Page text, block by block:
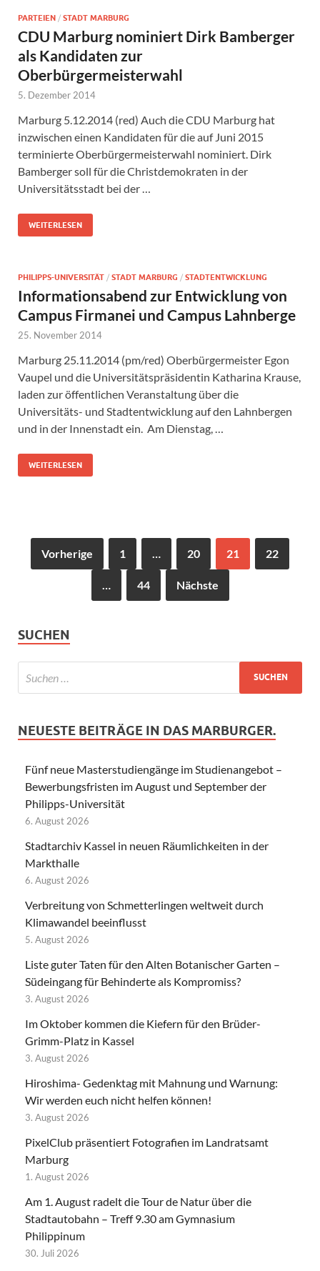
PARTEIEN / STADT MARBURG
CDU Marburg nominiert Dirk Bamberger
als Kandidaten zur
Oberbürgermeisterwahl
5. Dezember 2014
Marburg 5.12.2014 (red) Auch die CDU Marburg hat
inzwischen einen Kandidaten für die auf Juni 2015
terminierte Oberbürgermeisterwahl nominiert. Dirk
Bamberger soll für die Christdemokraten in der
Universitätsstadt bei der …
WEITERLESEN
PHILIPPS-UNIVERSITÄT / STADT MARBURG / STADTENTWICKLUNG
Informationsabend zur Entwicklung von
Campus Firmanei und Campus Lahnberge
25. November 2014
Marburg 25.11.2014 (pm/red) Oberbürgermeister Egon
Vaupel und die Universitätspräsidentin Katharina Krause,
laden zur öffentlichen Veranstaltung über die
Universitäts- und Stadtentwicklung auf den Lahnbergen
und in der Innenstadt ein. Am Dienstag, …
WEITERLESEN
Vorherige 1 … 20 21 22
… 44 Nächste
SUCHEN
NEUESTE BEITRÄGE IN DAS MARBURGER.
Fünf neue Masterstudiengänge im Studienangebot –
Bewerbungsfristen im August und September der
Philipps-Universität
6. August 2026
Stadtarchiv Kassel in neuen Räumlichkeiten in der
Markthalle
6. August 2026
Verbreitung von Schmetterlingen weltweit durch
Klimawandel beeinflusst
5. August 2026
Liste guter Taten für den Alten Botanischer Garten –
Südeingang für Behinderte als Kompromiss?
3. August 2026
Im Oktober kommen die Kiefern für den Brüder-
Grimm-Platz in Kassel
3. August 2026
Hiroshima- Gedenktag mit Mahnung und Warnung:
Wir werden euch nicht helfen können!
3. August 2026
PixelClub präsentiert Fotografien im Landratsamt
Marburg
1. August 2026
Am 1. August radelt die Tour de Natur über die
Stadtautobahn – Treff 9.30 am Gymnasium
Philippinum
30. Juli 2026